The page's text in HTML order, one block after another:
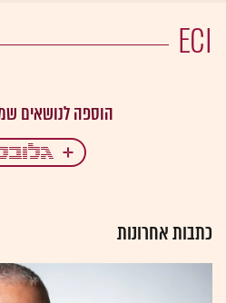
ECI
כתבות אחרונות